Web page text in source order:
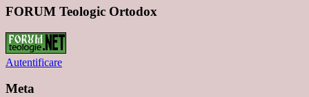
FORUM Teologic Ortodox
Autentificare
Meta